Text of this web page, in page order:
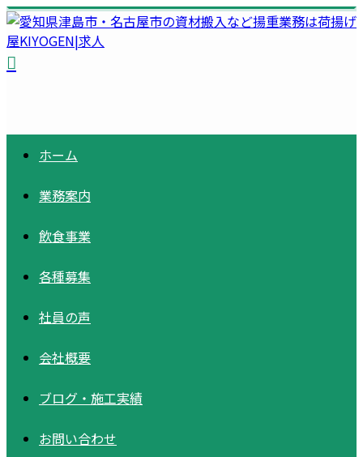
ホーム
業務案内
飲食事業
各種募集
社員の声
会社概要
ブログ ・ 施工実績
お問い合わせ